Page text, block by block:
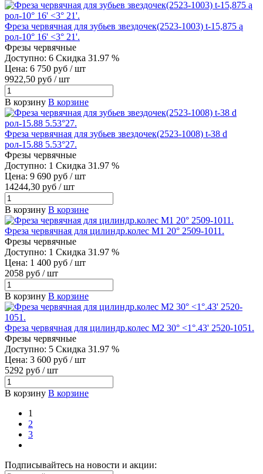
Фреза червячная для зубьев звездочек(2523-1003) t-15,875 ą
рол-10° 16' <3° 21'.
Фрезы червячные
Доступно: 6 Скидка 31.97 %
Цена: 6 750 руб / шт
9922,50 руб / шт
В корзину В корзине
Фреза червячная для зубьев звездочек(2523-1008) t-38 d
рол-15.88 5.53°27.
Фрезы червячные
Доступно: 1 Скидка 31.97 %
Цена: 9 690 руб / шт
14244,30 руб / шт
В корзину В корзине
Фреза червячная для цилиндр.колес М1 20° 2509-1011.
Фрезы червячные
Доступно: 1 Скидка 31.97 %
Цена: 1 400 руб / шт
2058 руб / шт
В корзину В корзине
Фреза червячная для цилиндр.колес М2 30° <1°.43' 2520-1051.
Фрезы червячные
Доступно: 5 Скидка 31.97 %
Цена: 3 600 руб / шт
5292 руб / шт
В корзину В корзине
1
2
3
Подписывайтесь на новости и акции: